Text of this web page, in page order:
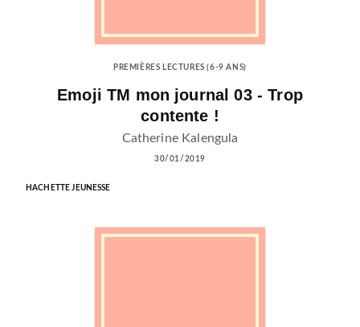
PREMIÈRES LECTURES (6-9 ANS)
Emoji TM mon journal 03 - Trop
contente !
Catherine Kalengula
30/01/2019
HACHETTE JEUNESSE